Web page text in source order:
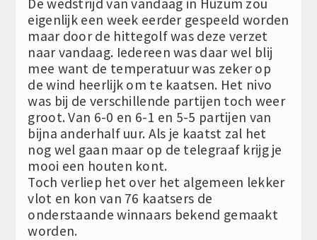
De wedstrijd van vandaag in Hûzum zou
eigenlijk een week eerder gespeeld worden
maar door de hittegolf was deze verzet
naar vandaag. Iedereen was daar wel blij
mee want de temperatuur was zeker op
de wind heerlijk om te kaatsen. Het nivo
was bij de verschillende partijen toch weer
groot. Van 6-0 en 6-1 en 5-5 partijen van
bijna anderhalf uur. Als je kaatst zal het
nog wel gaan maar op de telegraaf krijg je
mooi een houten kont.
Toch verliep het over het algemeen lekker
vlot en kon van 76 kaatsers de
onderstaande winnaars bekend gemaakt
worden.